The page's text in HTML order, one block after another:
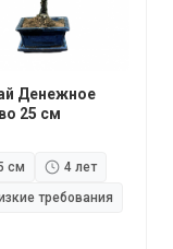
Денежное
25 см
см
4 лет
требования